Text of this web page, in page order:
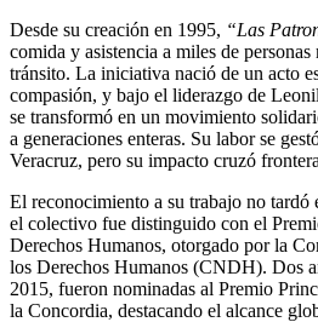
Desde su creación en 1995, “Las
comida y asistencia a miles de personas
tránsito. La iniciativa nació de un acto
compasión, y bajo el liderazgo de
se transformó en un movimiento
a generaciones enteras. Su labor se
Veracruz, pero su impacto cruzó
El reconocimiento a su trabajo no tardó
el colectivo fue distinguido con el
Derechos Humanos, otorgado por la
los Derechos Humanos (CNDH). Dos
2015, fueron nominadas al Premio
la Concordia, destacando el alcance